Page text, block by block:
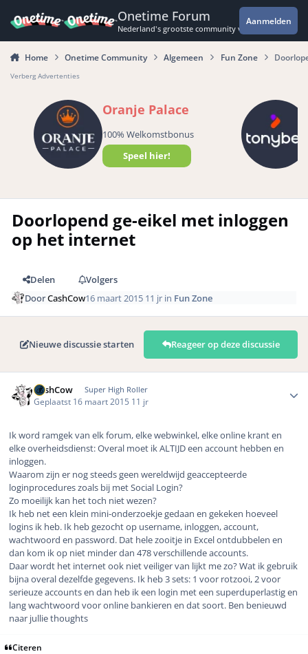
Onetime Forum
Nederland's grootste community voor de
Aanmelden
Home Onetime Community Algemeen Fun Zone
Verberg Advertenties
Oranje Palace
100% Welkomstbonus
Speel hier!
Doorlopend ge-eikel met inloggen
op het internet
Delen
Volgers
DoorCashCow16 maart 2015 11 jr in Fun Zone
Nieuwe discussie starten Reageer op deze discussie
CashCow Super High Roller
Geplaatst 16 maart 2015 11 jr
Ik word ramgek van elk forum, elke webwinkel, elke online krant en
elke overheidsdienst: Overal moet ik ALTIJD een account hebben en
inloggen.
Waarom zijn er nog steeds geen wereldwijd geaccepteerde
loginprocedures zoals bij met Social Login?
Zo moeilijk kan het toch niet wezen?
Ik heb net een klein mini-onderzoekje gedaan en gekeken hoeveel
logins ik heb. Ik heb gezocht op username, inloggen, account,
wachtwoord en password. Dat hele zooitje in Excel ontdubbelen en
dan kom ik op niet minder dan 478 verschillende accounts.
Daar wordt het internet ook niet veiliger van lijkt me zo? Wat ik gebruik
bijna overal dezelfde gegevens. Ik heb 3 sets: 1 voor rotzooi, 2 voor
serieuze accounts en dan heb ik een login met een superduperlastig en
lang wachtwoord voor online bankieren en dat soort. Ben benieuwd
naar jullie thoughts
Citeren